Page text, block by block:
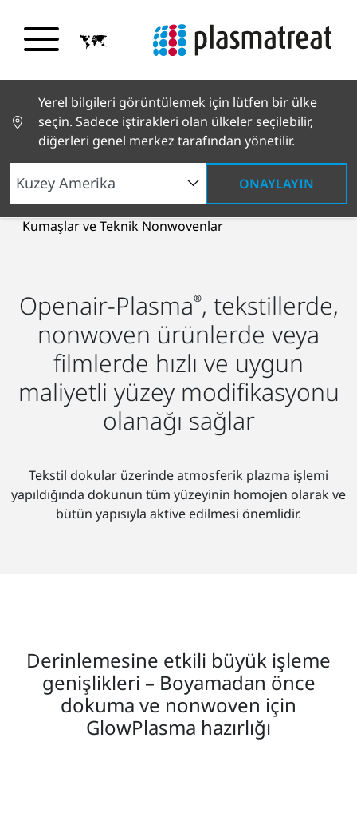
Yerel bilgileri görüntülemek için lütfen bir ülke
seçin. Sadece iştirakleri olan ülkeler seçilebilir,
diğerleri genel merkez tarafından yönetilir.
ONAYLAYIN
Endüstriyel Çözümler
Tekstil ürünleri
Kumaşlar ve Teknik Nonwovenlar
Openair-Plasma®, tekstillerde,
nonwoven ürünlerde veya
filmlerde hızlı ve uygun
maliyetli yüzey modifikasyonu
olanağı sağlar
Tekstil dokular üzerinde atmosferik plazma işlemi
yapıldığında dokunun tüm yüzeyinin homojen olarak ve
bütün yapısıyla aktive edilmesi önemlidir.
Derinlemesine etkili büyük işleme
genişlikleri – Boyamadan önce
dokuma ve nonwoven için
GlowPlasma hazırlığı